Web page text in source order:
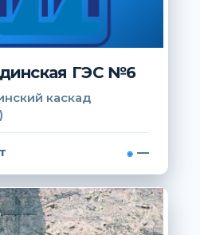
ГЭС №6
каскад
—